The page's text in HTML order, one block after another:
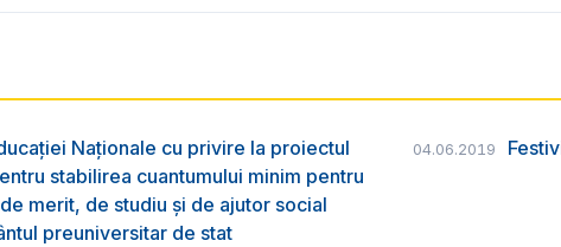
Naționale cu privire la proiectul
stabilirea cuantumului minim pentru
merit, de studiu și de ajutor social
preuniversitar de stat
04.06.2019